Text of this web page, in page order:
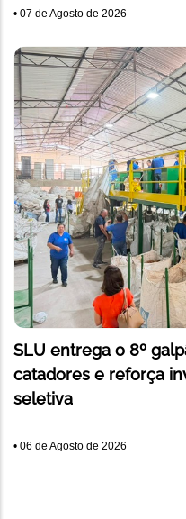
• 07 de Agosto de 2026
SLU entrega o 8º
catadores e reforça
seletiva
• 06 de Agosto de 2026